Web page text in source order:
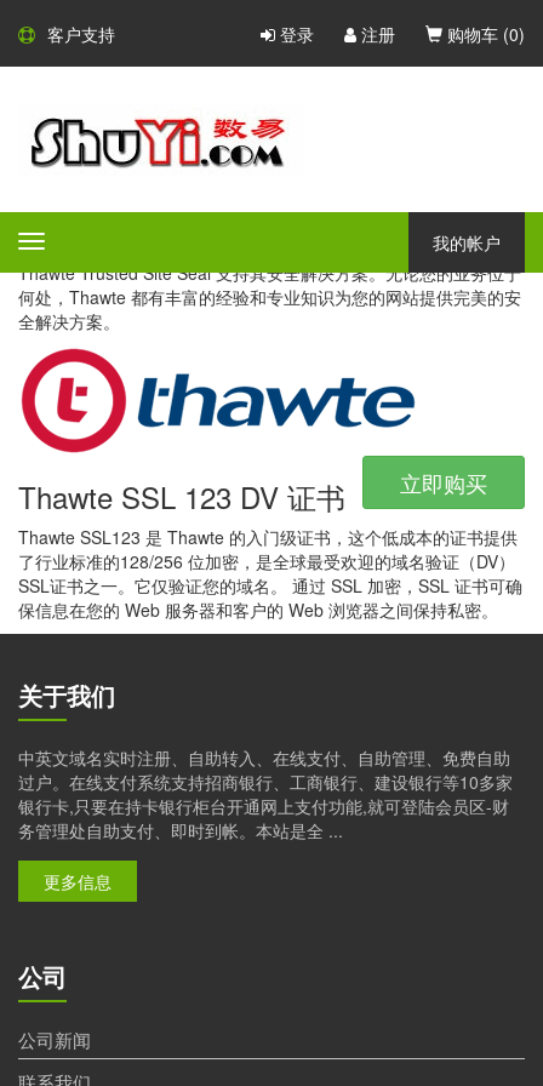
客户支持 登录 注册 购物车 (0)
Toggle
navigation
我的帐户
Thawte SSL 证书
Thawte - 国际性的证书颁发机
构
提供 SSL 和代码签名证书，Thawte 以其多语言支持和国际认可的
Thawte Trusted Site Seal 支持其安全解决方案。无论您的业务位于
何处，Thawte 都有丰富的经验和专业知识为您的网站提供完美的安
全解决方案。
立即购买
Thawte SSL 123 DV 证书
Thawte SSL123 是 Thawte 的入门级证书，这个低成本的证书提供
了行业标准的128/256 位加密，是全球最受欢迎的域名验证（DV）
SSL证书之一。它仅验证您的域名。 通过 SSL 加密，SSL 证书可确
保信息在您的 Web 服务器和客户的 Web 浏览器之间保持私密。
关于我们
中英文域名实时注册、自助转入、在线支付、自助管理、免费自助
过户。在线支付系统支持招商银行、工商银行、建设银行等10多家
银行卡,只要在持卡银行柜台开通网上支付功能,就可登陆会员区-财
务管理处自助支付、即时到帐。本站是全 ...
更多信息
公司
公司新闻